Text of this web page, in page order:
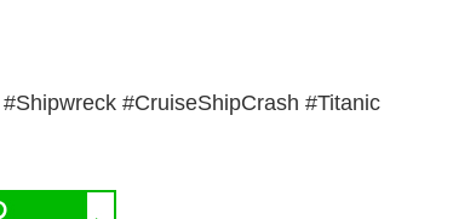
#CruiseShipCrash #Titanic